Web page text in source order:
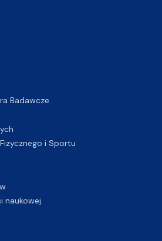
Badawcze
i Sportu
naukowej